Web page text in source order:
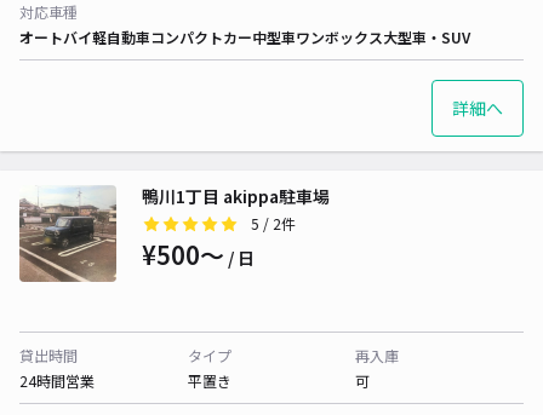
対応車種
オートバイ軽自動車コンパクトカー中型車ワンボックス大型車・SUV
詳細へ
鴨川1丁目 akippa駐車場
5 / 2件
¥500〜 / 日
貸出時間
24時間営業
タイプ
平置き
再入庫
可